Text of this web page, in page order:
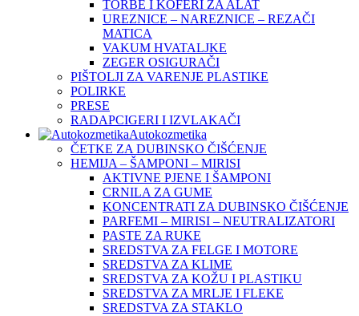
TORBE I KOFERI ZA ALAT
UREZNICE – NAREZNICE – REZAČI
MATICA
VAKUM HVATALJKE
ZEGER OSIGURAČI
PIŠTOLJI ZA VARENJE PLASTIKE
POLIRKE
PRESE
RADAPCIGERI I IZVLAKAČI
Autokozmetika
ČETKE ZA DUBINSKO ČIŠĆENJE
HEMIJA – ŠAMPONI – MIRISI
AKTIVNE PJENE I ŠAMPONI
CRNILA ZA GUME
KONCENTRATI ZA DUBINSKO ČIŠĆENJE
PARFEMI – MIRISI – NEUTRALIZATORI
PASTE ZA RUKE
SREDSTVA ZA FELGE I MOTORE
SREDSTVA ZA KLIME
SREDSTVA ZA KOŽU I PLASTIKU
SREDSTVA ZA MRLJE I FLEKE
SREDSTVA ZA STAKLO